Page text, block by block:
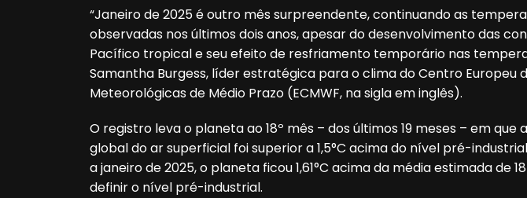
“Janeiro de 2025 é outro mês surpreendente, continuando as
observadas nos últimos dois anos, apesar do desenvolvimento das
Pacífico tropical e seu efeito de resfriamento temporário nas
Samantha Burgess, líder estratégica para o clima do Centro Europeu
Meteorológicas de Médio Prazo (ECMWF, na sigla em inglês).
O registro leva o planeta ao 18º mês – dos últimos 19 meses – em
global do ar superficial foi superior a 1,5°C acima do nível pré-
a janeiro de 2025, o planeta ficou 1,61°C acima da média estimada de
definir o nível pré-industrial.